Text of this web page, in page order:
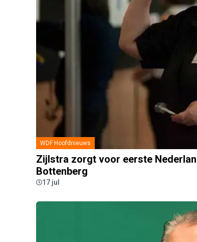
WDF Hoofdnieuws
Zijlstra zorgt voor eerste
Bottenberg
17 jul